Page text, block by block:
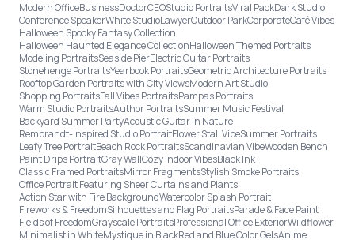
Modern OfficeBusinessDoctorCEOStudio PortraitsViral PackDark Studio
Conference SpeakerWhite StudioLawyerOutdoor ParkCorporateCafé Vibes
Halloween Spooky Fantasy Collection
Halloween Haunted Elegance CollectionHalloween Themed Portraits
Modeling PortraitsSeaside PierElectric Guitar Portraits
Stonehenge PortraitsYearbook PortraitsGeometric Architecture Portraits
Rooftop Garden Portraits with City ViewsModern Art Studio
Shopping PortraitsFall Vibes PortraitsPampas Portraits
Warm Studio PortraitsAuthor PortraitsSummer Music Festival
Backyard Summer PartyAcoustic Guitar in Nature
Rembrandt-Inspired Studio PortraitFlower Stall VibeSummer Portraits
Leafy Tree PortraitBeach Rock PortraitsScandinavian VibeWooden Bench
Paint Drips PortraitGray WallCozy Indoor VibesBlack Ink
Classic Framed PortraitsMirror FragmentsStylish Smoke Portraits
Office Portrait Featuring Sheer Curtains and Plants
Action Star with Fire BackgroundWatercolor Splash Portrait
Fireworks & FreedomSilhouettes and Flag PortraitsParade & Face Paint
Fields of FreedomGrayscale PortraitsProfessional Office ExteriorWildflower
Minimalist in WhiteMystique in BlackRed and Blue Color GelsAnime